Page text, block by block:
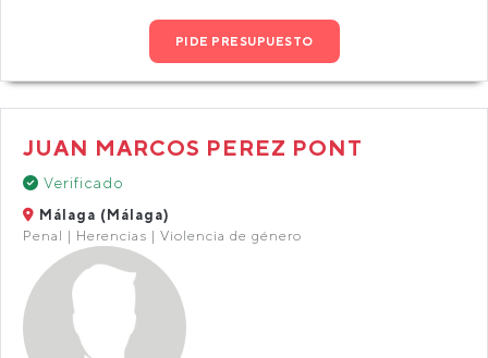
PIDE PRESUPUESTO
JUAN MARCOS PEREZ PONT
Verificado
Málaga (Málaga)
Penal | Herencias | Violencia de género